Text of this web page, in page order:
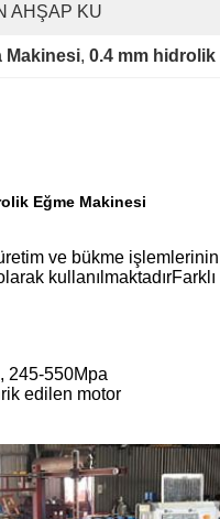
AHŞAP KU
Makinesi, 0.4 mm
Eğme Makinesi
ve bükme
245-550Mpa
edilen motor